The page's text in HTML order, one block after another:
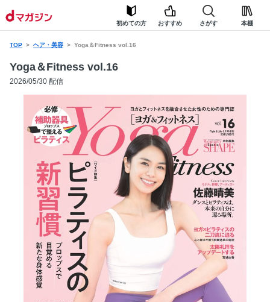
初めての方 おすすめ さがす 本棚
TOP ヘア・美容 Yoga＆Fitness vol.16
Yoga＆Fitness vol.16
2026/05/30 配信